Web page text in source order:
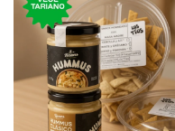
Snacks horneados de masa
madre, con cebolla y ají,
tomate y orégano, y queso
pimienta.
Acompañado por Humus
Beans.